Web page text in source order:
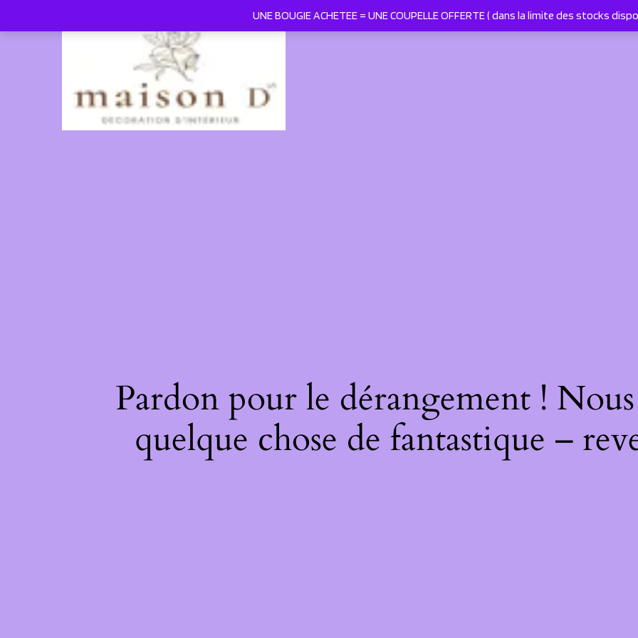
UNE BOUGIE ACHETEE = UNE COUPELLE OFFERTE ( dans la limite des stocks
Pardon pour le dérangement !
quelque chose de fantastique –